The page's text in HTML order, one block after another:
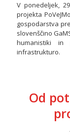
V ponedeljek,
projekta
gospodarstva
slovenščino
humanistiki in
infrastrukturo.
Od